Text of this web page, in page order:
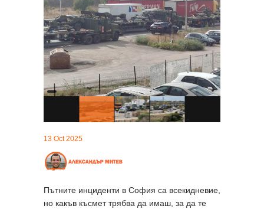
13 Oct 2025
Пътните инциденти в София са всекидневие,
но какъв късмет трябва да имаш, за да те